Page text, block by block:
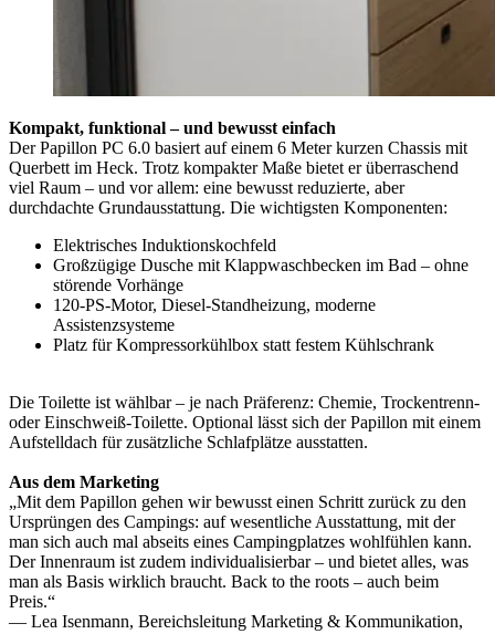
Kompakt, funktional – und bewusst einfach
Der Papillon PC 6.0 basiert auf einem 6 Meter kurzen Chassis mit
Querbett im Heck. Trotz kompakter Maße bietet er überraschend
viel Raum – und vor allem: eine bewusst reduzierte, aber
durchdachte Grundausstattung. Die wichtigsten Komponenten:
Elektrisches Induktionskochfeld
Großzügige Dusche mit Klappwaschbecken im Bad – ohne
störende Vorhänge
120-PS-Motor, Diesel-Standheizung, moderne
Assistenzsysteme
Platz für Kompressorkühlbox statt festem Kühlschrank
Die Toilette ist wählbar – je nach Präferenz: Chemie, Trockentrenn-
oder Einschweiß-Toilette. Optional lässt sich der Papillon mit einem
Aufstelldach für zusätzliche Schlafplätze ausstatten.
Aus dem Marketing
„Mit dem Papillon gehen wir bewusst einen Schritt zurück zu den
Ursprüngen des Campings: auf wesentliche Ausstattung, mit der
man sich auch mal abseits eines Campingplatzes wohlfühlen kann.
Der Innenraum ist zudem individualisierbar – und bietet alles, was
man als Basis wirklich braucht. Back to the roots – auch beim
Preis.“
— Lea Isenmann, Bereichsleitung Marketing & Kommunikation,